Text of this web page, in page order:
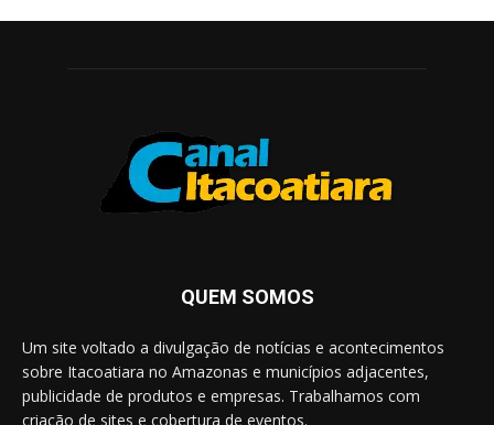
QUEM SOMOS
Um site voltado a divulgação de notícias e acontecimentos
sobre Itacoatiara no Amazonas e municípios adjacentes,
publicidade de produtos e empresas. Trabalhamos com
criação de sites e cobertura de eventos.